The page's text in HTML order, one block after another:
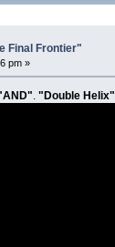
Final Frontier"
pm »
. "Double Helix"